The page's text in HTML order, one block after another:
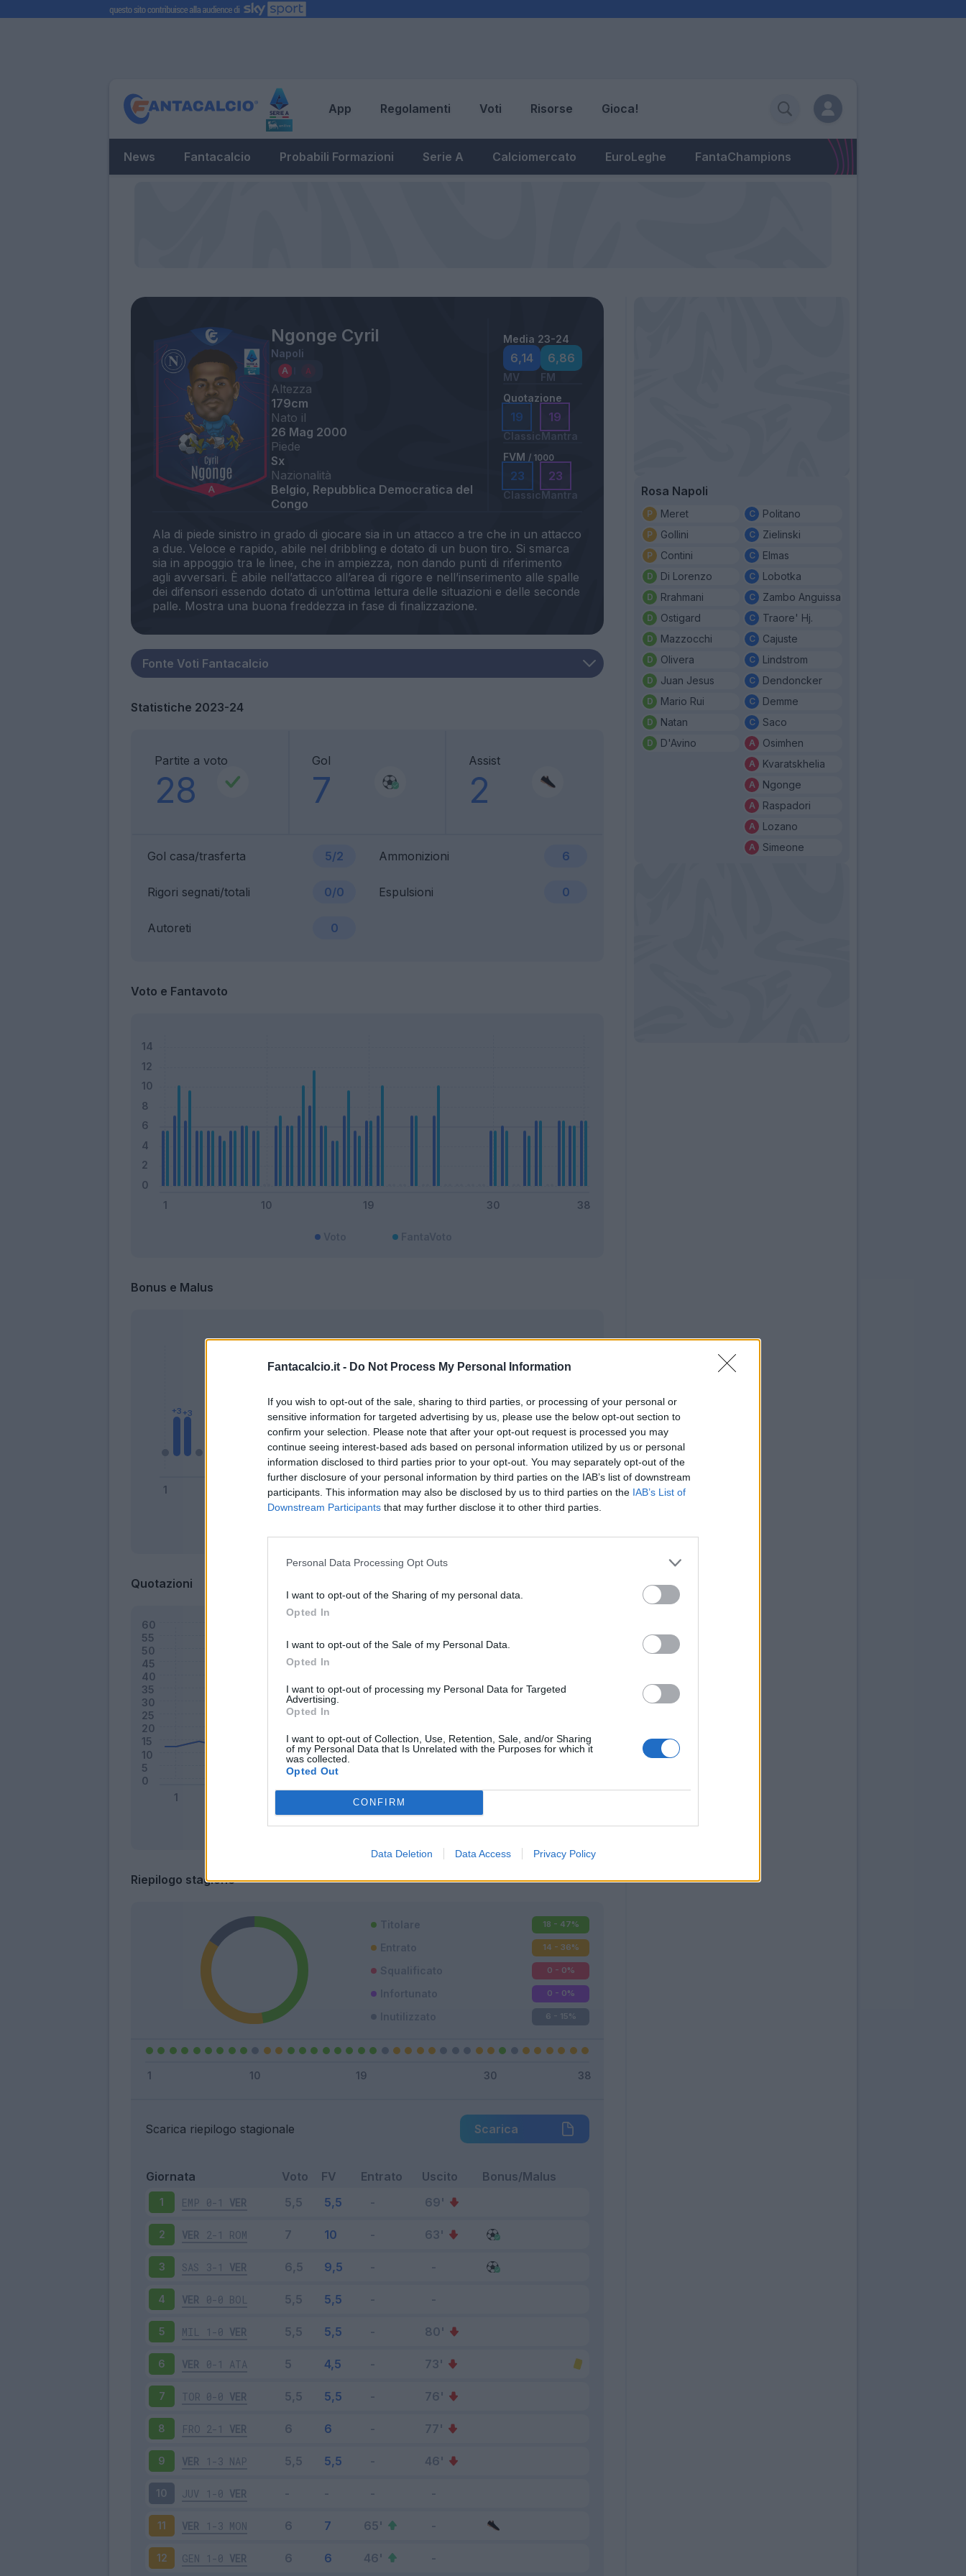
Fantacalcio.it - Do Not Process My Personal Information
If you wish to opt-out of the sale, sharing to third parties, or processing of your personal or
sensitive information for targeted advertising by us, please use the below opt-out section to
confirm your selection. Please note that after your opt-out request is processed you may
continue seeing interest-based ads based on personal information utilized by us or personal
information disclosed to third parties prior to your opt-out. You may separately opt-out of the
further disclosure of your personal information by third parties on the IAB’s list of downstream
participants. This information may also be disclosed by us to third parties on the IAB’s List of
Downstream Participants that may further disclose it to other third parties.
Personal Data Processing Opt Outs
I want to opt-out of the Sharing of my personal data.
Opted In
I want to opt-out of the Sale of my Personal Data.
Opted In
I want to opt-out of processing my Personal Data for Targeted
Advertising.
Opted In
I want to opt-out of Collection, Use, Retention, Sale, and/or Sharing
of my Personal Data that Is Unrelated with the Purposes for which it
was collected.
Opted Out
CONFIRM
Data Deletion Data Access Privacy Policy
App Regolamenti Voti Risorse Gioca!
News Fantacalcio Probabili Formazioni Serie A Calciomercato EuroLeghe FantaChampions
Ngonge Cyril
Napoli
Altezza
179cm
Nato il
26 Mag 2000
Piede
Sx
Nazionalità
Belgio, Repubblica Democratica del
Congo
Media 23-24
6,14
MV
6,86
FM
Quotazione
19
Classic
19
Mantra
FVM / 1000
23
Classic
23
Mantra
Ala di piede sinistro in grado di giocare sia in un attacco a tre che in un attacco
a due. Veloce e rapido, abile nel dribbling e dotato di un buon tiro. Si smarca
sia in appoggio tra le linee, che in ampiezza, non dando punti di riferimento
agli avversari. È abile nell’attacco all’area di rigore e nell’inserimento alle spalle
dei difensori essendo dotato di un’ottima lettura delle situazioni e delle seconde
Statistiche 2023-24
Partite a voto
28
Gol
7
Assist
2
Gol casa/trasferta 5/2 Ammonizioni 6
Rigori segnati/totali 0/0 Espulsioni 0
Autoreti 0
Voto e Fantavoto
Bonus e Malus
Quotazioni
Classic Mantra
Riepilogo stagione
Titolare 18 - 47%
Entrato 14 - 36%
Squalificato 0 - 0%
Infortunato 0 - 0%
6 - 15%
Scarica riepilogo stagionale Scarica
Giornata Voto FV Entrato Uscito Bonus/Malus
1 EMP 0-1 VER
2 VER 2-1 ROM
3 SAS 3-1 VER
4 VER 0-0 BOL
5 MIL 1-0 VER
6 VER 0-1 ATA
7 TOR 0-0 VER
8 FRO 2-1 VER
9 VER 1-3 NAP
10 JUV 1-0 VER
11 VER 1-3 MON
12 GEN 1-0 VER
Rosa Napoli
Meret
Gollini
Contini
Di Lorenzo
Rrahmani
Ostigard
Mazzocchi
Olivera
Juan Jesus
Mario Rui
Natan
D'Avino
Politano
Zielinski
Elmas
Lobotka
Zambo Anguissa
Traore' Hj.
Cajuste
Lindstrom
Dendoncker
Demme
Saco
Osimhen
Kvaratskhelia
Ngonge
Raspadori
Lozano
Simeone